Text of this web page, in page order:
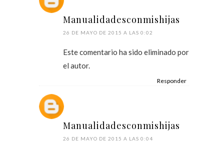
Manualidadesconmishijas
26 DE MAYO DE 2015 A LAS 0:02
Este comentario ha sido eliminado por
el autor.
Responder
Manualidadesconmishijas
26 DE MAYO DE 2015 A LAS 0:04